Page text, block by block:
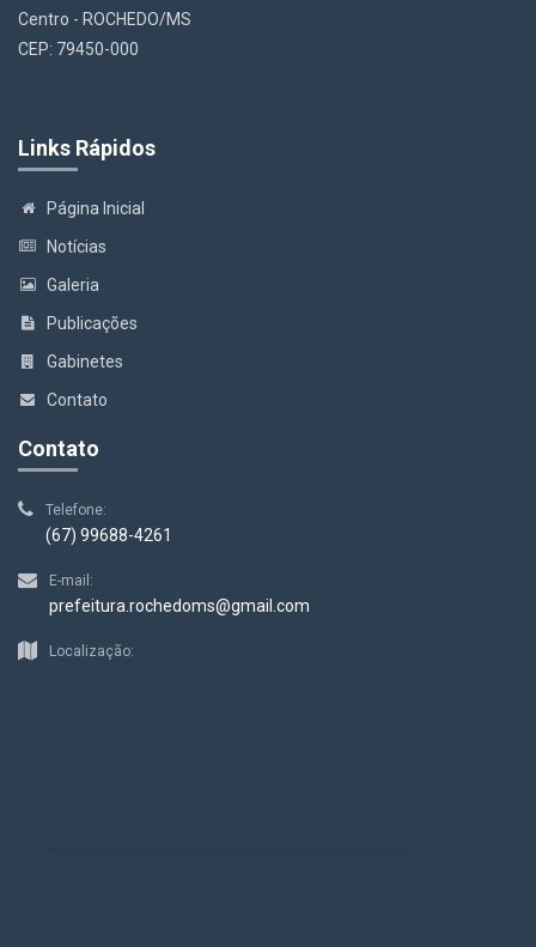
Centro - ROCHEDO/MS
CEP: 79450-000
Links Rápidos
Página Inicial
Notícias
Galeria
Publicações
Gabinetes
Contato
Contato
Telefone:
(67) 99688-4261
E-mail:
prefeitura.rochedoms@gmail.com
Localização: